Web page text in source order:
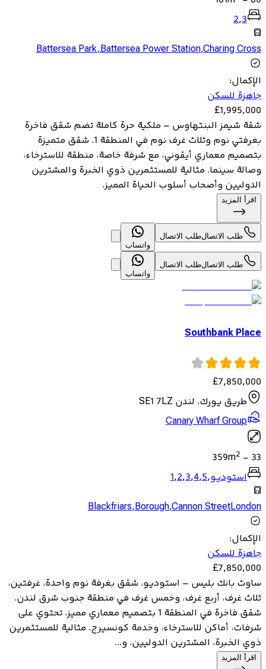
2,3
Battersea Park,Battersea Power Station,Charing Cross
الإكمال:
جاهزة للسكن
£1,995,000
شقة شيمز البنتهاوس – ملكية حرة كاملة تضم شقق فاخرة
بغرفتي نوم وثلاث غرف نوم في المنطقة 1. شقق متميزة
بتصميم معماري أيقوني، مع شرفة خاصة، منطقة للاسترخاء،
وصالة سينما. مثالية للمستثمرين ذوي الخبرة والمشترين
الدوليين وأصحاب أسلوب الحياة المميز.
اقرأ المزيد
طلب الاتصالطلب الاتصال
واتساب
طلب الاتصالطلب الاتصال
واتساب
Southbank Place
£7,850,000
طريق يورك، لندن SE1 7LZ
Canary Wharf Group
33
-
359m2
استوديو,
1,2,3,4,5
Blackfriars,Borough,Cannon StreetLondon
الإكمال:
جاهزة للسكن
£7,850,000
ساوث بانك بليس – استوديو، شقق بغرفة نوم واحدة، غرفتين،
ثلاث غرف، أربع غرف، وخمس غرف في منطقة جنوب شرق لندن.
شقق فاخرة في المنطقة 1 بتصميم معماري مميز، تحتوي على
شرفات، أماكن للاسترخاء، وخدمة كونسيرج. مثالية للمستثمرين
ذوي الخبرة، المشترين الدوليين، و...
اقرأ المزيد